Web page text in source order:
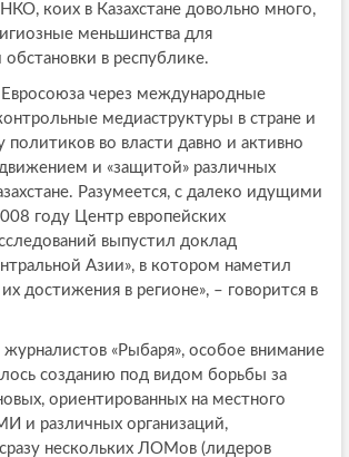
коих в Казахстане довольно много,
меньшинства для
в республике.
через международные
медиаструктуры в стране и
политиков во власти давно и активно
и «защитой» различных
Разумеется, с далеко идущими
году Центр европейских
выпустил доклад
Азии», в котором наметил
достижения в регионе», – говорится в
«Рыбаря», особое внимание
созданию под видом борьбы за
ориентированных на местного
и различных организаций,
нескольких ЛОМов (лидеров